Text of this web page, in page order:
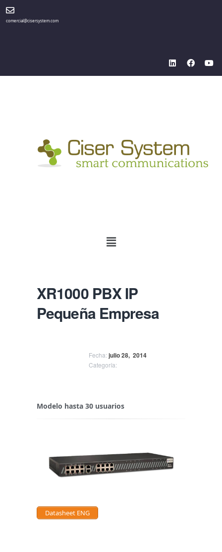
comercial@cisersystem.com
XR1000 PBX IP
Pequeña Empresa
Fecha: julio 28, 2014
Categoría:
Modelo hasta 30 usuarios
Datasheet ENG